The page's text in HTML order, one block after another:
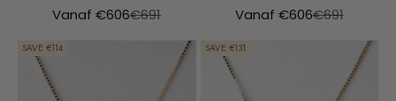
Aanbiedingsprijs
Vanaf €606Normale prijs
€691
Aanbiedingsprijs
Vanaf €606Normale prijs
€691
SAVE €114 SAVE €131